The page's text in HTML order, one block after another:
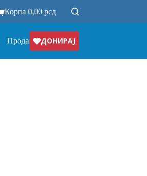
Корпа 0,00 рсд
ПродавницаДОНИРАЈ